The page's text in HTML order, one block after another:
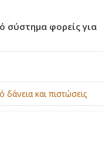
σύστημα φορείς για
δάνεια και πιστώσεις